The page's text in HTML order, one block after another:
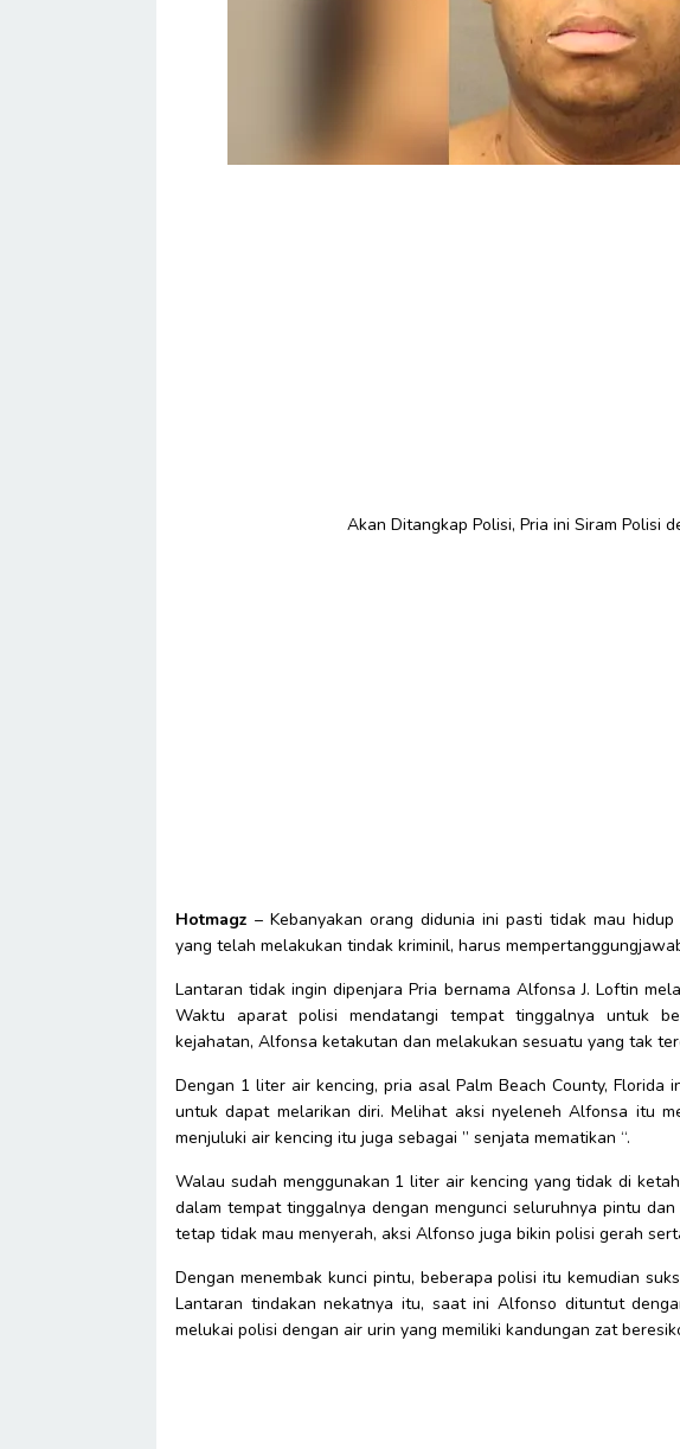
Akan Ditangkap Polisi, Pria ini Siram Polisi
Hotmagz – Kebanyakan orang didunia ini pasti tidak mau
yang telah melakukan tindak kriminil, harus
Lantaran tidak ingin dipenjara Pria bernama Alfonsa J. Loftin
Waktu aparat polisi mendatangi tempat tinggalnya untuk
kejahatan, Alfonsa ketakutan dan melakukan sesuatu yang tak
Dengan 1 liter air kencing, pria asal Palm Beach County, Florida
untuk dapat melarikan diri. Melihat aksi nyeleneh Alfonsa itu
menjuluki air kencing itu juga sebagai ” senjata mematikan “.
Walau sudah menggunakan 1 liter air kencing yang tidak di
dalam tempat tinggalnya dengan mengunci seluruhnya pintu
tetap tidak mau menyerah, aksi Alfonso juga bikin polisi gerah
Dengan menembak kunci pintu, beberapa polisi itu kemudian
Lantaran tindakan nekatnya itu, saat ini Alfonso dituntut
melukai polisi dengan air urin yang memiliki kandungan zat